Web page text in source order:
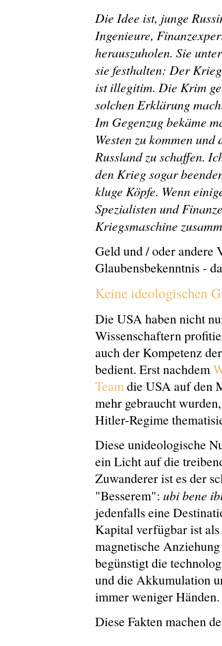
Die Idee ist, junge
Ingenieure,
herauszuholen. Sie
sie festhalten: Der
ist illegitim. Die Krim
solchen Erklärung
Im Gegenzug bekäme
Westen zu kommen
Russland zu schaffen.
den Krieg sogar
kluge Köpfe. Wenn
Spezialisten und
Kriegsmaschine
Geld und / oder andere
Glaubensbekenntnis -
Keine ideologischen
Die USA haben nicht
Wissenschaftern
auch der Kompetenz
bedient. Erst nachdem
Teamdie USA auf den
mehr gebraucht
Hitler-Regime
Diese unideologische
ein Licht auf die
Zuwanderer ist es der
"Besserem": ubi bene
jedenfalls eine
Kapital verfügbar ist
magnetische
begünstigt die
und die Akkumulation
immer weniger Händen.
Diese Fakten machen